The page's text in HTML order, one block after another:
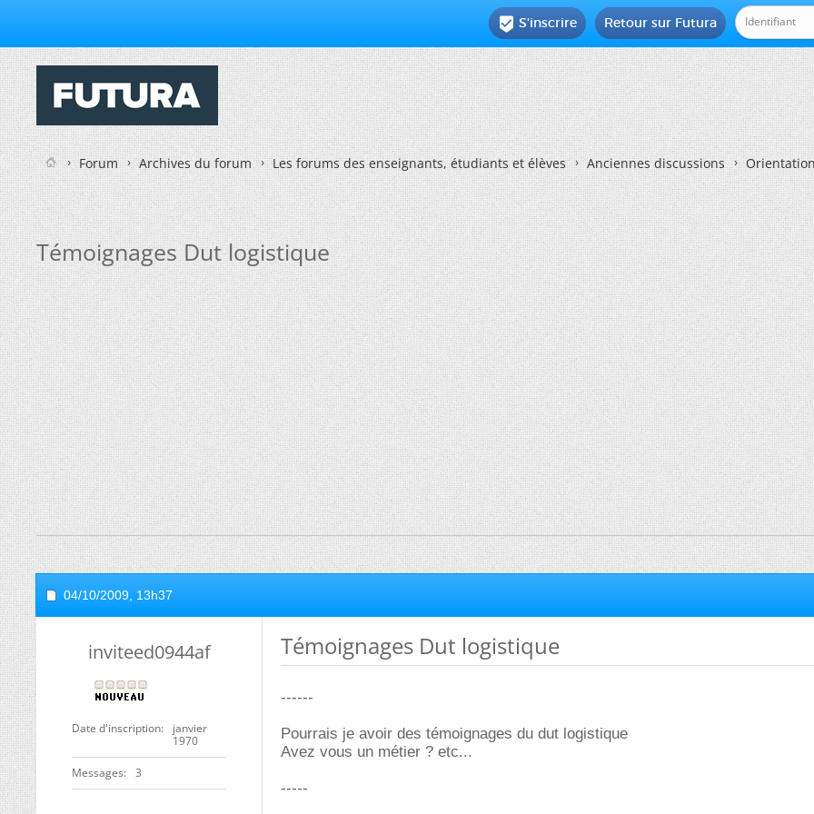
Retour sur Futura
 S'inscrire
Forum Archives du forum Les forums des enseignants, étudiants et élèves Anciennes discussions
Témoignages Dut logistique
04/10/2009, 13h37
inviteed0944af
Date d'inscription
janvier
1970
Messages 3
Témoignages Dut logistique
------
Pourrais je avoir des témoignages du dut logistique
Avez vous un métier ? etc...
-----